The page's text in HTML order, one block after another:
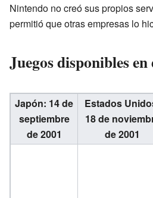
Nintendo no creó sus propios
permitió que otras empresas lo
Juegos disponibles
Japón: 14 de
septiembre
de 2001
Estados
18 de
de 2001